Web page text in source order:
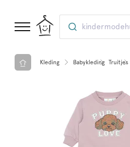
Kleding Babykleding Truitjes